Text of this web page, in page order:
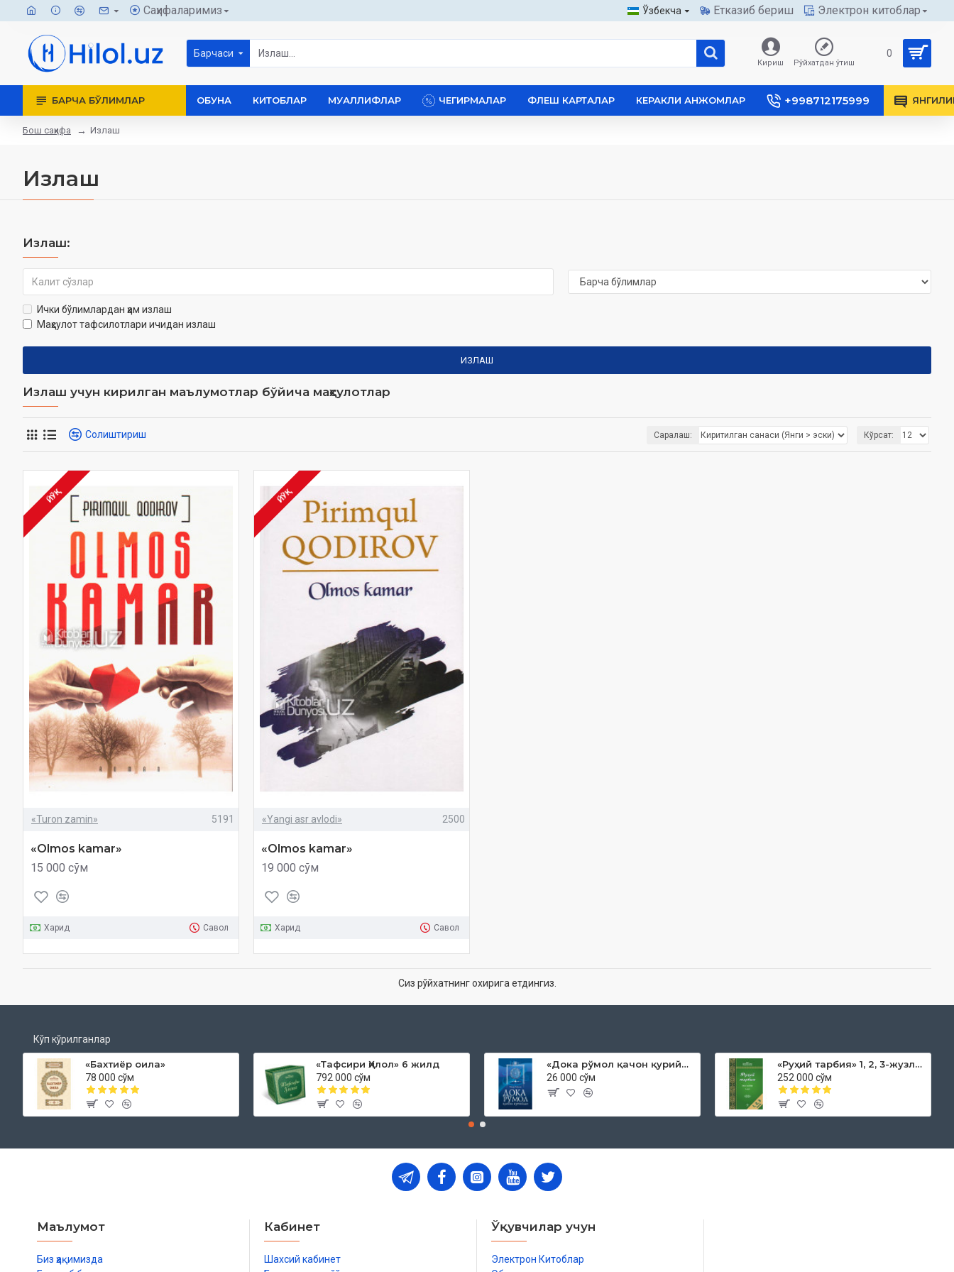
Саҳифаларимиз Ўзбекча Етказиб бериш Электрон китоблар
Барчаси
Кириш Рўйхатдан ўтиш
0
БАРЧА БЎЛИМЛАР ОБУНА КИТОБЛАР МУАЛЛИФЛАР ЧЕГИРМАЛАР ФЛЕШ КАРТАЛАР КЕРАКЛИ АНЖОМЛАР +998712175999
Бош саҳифа Излаш
Излаш
Излаш:
Ички бўлимлардан ҳам излаш
Маҳсулот тафсилотлари ичидан излаш
ИЗЛАШ
Излаш учун кирилган маълумотлар бўйича маҳсулотлар
Солиштириш Саралаш: Кўрсат:
ЙЎҚ
«Turon zamin» 5191
«Olmos kamar»
15 000 сўм
Харид Савол
ЙЎҚ
«Yangi asr avlodi» 2500
«Olmos kamar»‎
19 000 сўм
Харид Савол
Сиз рўйхатнинг охирига етдингиз.
Кўп кўрилганлар
«Бахтиёр оила»
78 000 сўм
«Тафсири Ҳилол» 6 жилд
792 000 сўм
«Дока рўмол қачон қурийди»
26 000 сўм
«Руҳий тарбия» 1, 2, 3-жузлар
252 000 сўм
Маълумот
Биз ҳақимизда
Кабинет
Шахсий кабинет
Ўқувчилар учун
Электрон Китоблар